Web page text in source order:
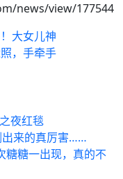
news/view/177544
大女儿神
，手牵手
夜红毯
出来的真厉害……
糖糖一出现，真的不